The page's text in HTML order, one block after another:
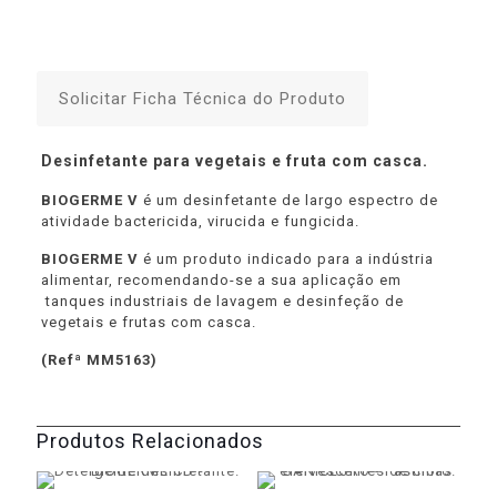
Solicitar Ficha Técnica do Produto
Desinfetante para vegetais e fruta com casca.
BIOGERME V é um desinfetante de largo espectro de
atividade bactericida, virucida e fungicida.
BIOGERME V é um produto indicado para a indústria
alimentar, recomendando-se a sua aplicação em
tanques industriais de lavagem e desinfeção de
vegetais e frutas com casca.
(Refª MM5163)
Produtos Relacionados